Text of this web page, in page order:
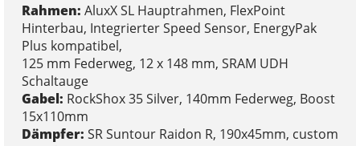
Rahmen: AluxX SL Hauptrahmen, FlexPoint
Hinterbau, Integrierter Speed Sensor, EnergyPak
Plus kompatibel,
125 mm Federweg, 12 x 148 mm, SRAM UDH
Schaltauge
Gabel: RockShox 35 Silver, 140mm Federweg, Boost
15x110mm
Dämpfer: SR Suntour Raidon R, 190x45mm, custom